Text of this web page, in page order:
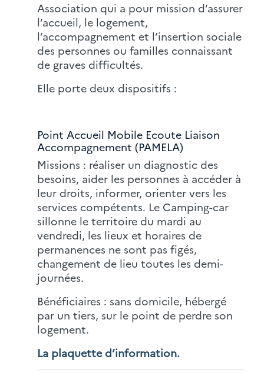
Association qui a pour mission d’assurer
l’accueil, le logement,
l’accompagnement et l’insertion sociale
des personnes ou familles connaissant
de graves difficultés.
Elle porte deux dispositifs :
Point Accueil Mobile Ecoute Liaison
Accompagnement (PAMELA)
Missions : réaliser un diagnostic des
besoins, aider les personnes à accéder à
leur droits, informer, orienter vers les
services compétents. Le Camping-car
sillonne le territoire du mardi au
vendredi, les lieux et horaires de
permanences ne sont pas figés,
changement de lieu toutes les demi-
journées.
Bénéficiaires : sans domicile, hébergé
par un tiers, sur le point de perdre son
logement.
La plaquette d’information.